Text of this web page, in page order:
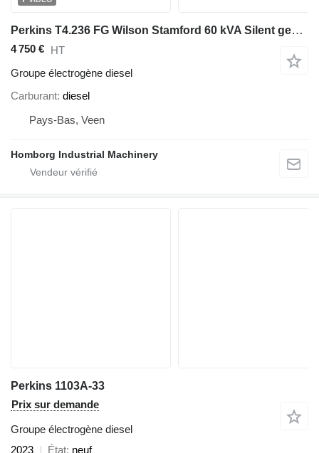
Perkins T4.236 FG Wilson Stamford 60 kVA Silent generatorset
4 750 € HT
Groupe électrogène diesel
Carburant diesel
Pays-Bas, Veen
Homborg Industrial Machinery
Perkins 1103A-33
Prix sur demande
Groupe électrogène diesel
2023
État neuf